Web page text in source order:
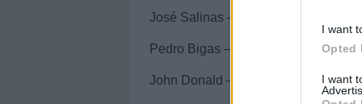
I want
Opted
I want
José Salinas – 1.000.000 (208
Pedro Bigas – 1.000.000 (214
John Donald – 500.000 (90 puntos)